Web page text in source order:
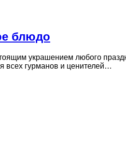
блюдо
украшением любого
всех гурманов и ценителей…